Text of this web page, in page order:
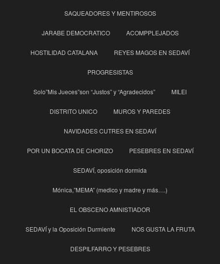
SAQUEADORES Y MENTIROSOS
JARABE DEMOCRATICO ACOMPPLEJADOS
HOSTILIDAD CATALANA REYES MAGOS EN SEDAVÍ
PROGRESISTAS
Solo”Mis Jueces”son “Justos” y “Agradecidos” MILEI
DISTRITO UNICO MUROS Y PAREDES
NAVIDADES CUTRES EN SEDAVÍ
POR UN BOCATA DE CHORIZO PESEBRES EN SEDAVÍ
SEDAVÍ, oposición dormida
Mónica,”MEMA” (medico y madre y más….)
EL OBSCENO AMNISTIADOR
SEDAVÍ y la Oposición Durmiente NOS GUSTA LA FRUTA
DESPILFARRO Y PESEBRES